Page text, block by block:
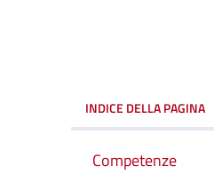
INDICE DELLA PAGINA
Competenze